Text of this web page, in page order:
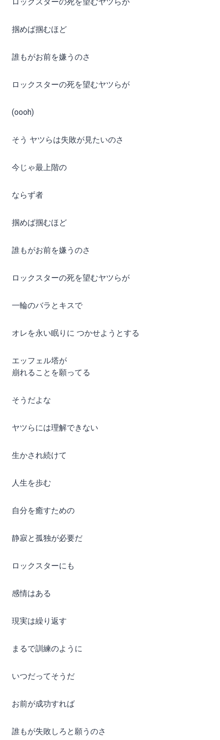
掴めば掴むほど
誰もがお前を嫌うのさ
ロックスターの死を望むヤツらが
(oooh)
そう ヤツらは失敗が見たいのさ
今じゃ最上階の
ならず者
掴めば掴むほど
誰もがお前を嫌うのさ
ロックスターの死を望むヤツらが
一輪のバラとキスで
オレを永い眠りに つかせようとする
エッフェル塔が
崩れることを願ってる
そうだよな
ヤツらには理解できない
生かされ続けて
人生を歩む
自分を癒すための
静寂と孤独が必要だ
ロックスターにも
感情はある
現実は繰り返す
まるで訓練のように
いつだってそうだ
お前が成功すれば
誰もが失敗しろと願うのさ